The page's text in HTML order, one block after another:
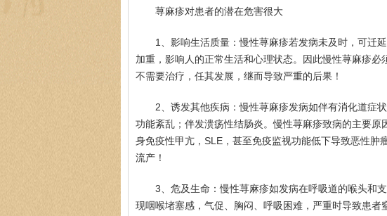
荨麻疹对患者的潜在危害很大
1、影响生活质量：慢性荨麻疹若发病未及时，可迁
加重，影响人的正常生活和心理状态。因此慢性荨麻疹
不需要治疗，任其发展，继而导致严重的后果！
2、诱发其他疾病：慢性荨麻疹发病如伴有消化道症
功能紊乱；伴发溃疡性结肠炎。慢性荨麻疹致病的主要原
身免疫性甲亢，SLE，甚至免疫监视功能低下导致恶性肿
流产！
3、危及生命：慢性荨麻疹如发病在呼吸道的喉头和
现咽喉堵塞感，气促、胸闷、呼吸困难，严重时导致患者